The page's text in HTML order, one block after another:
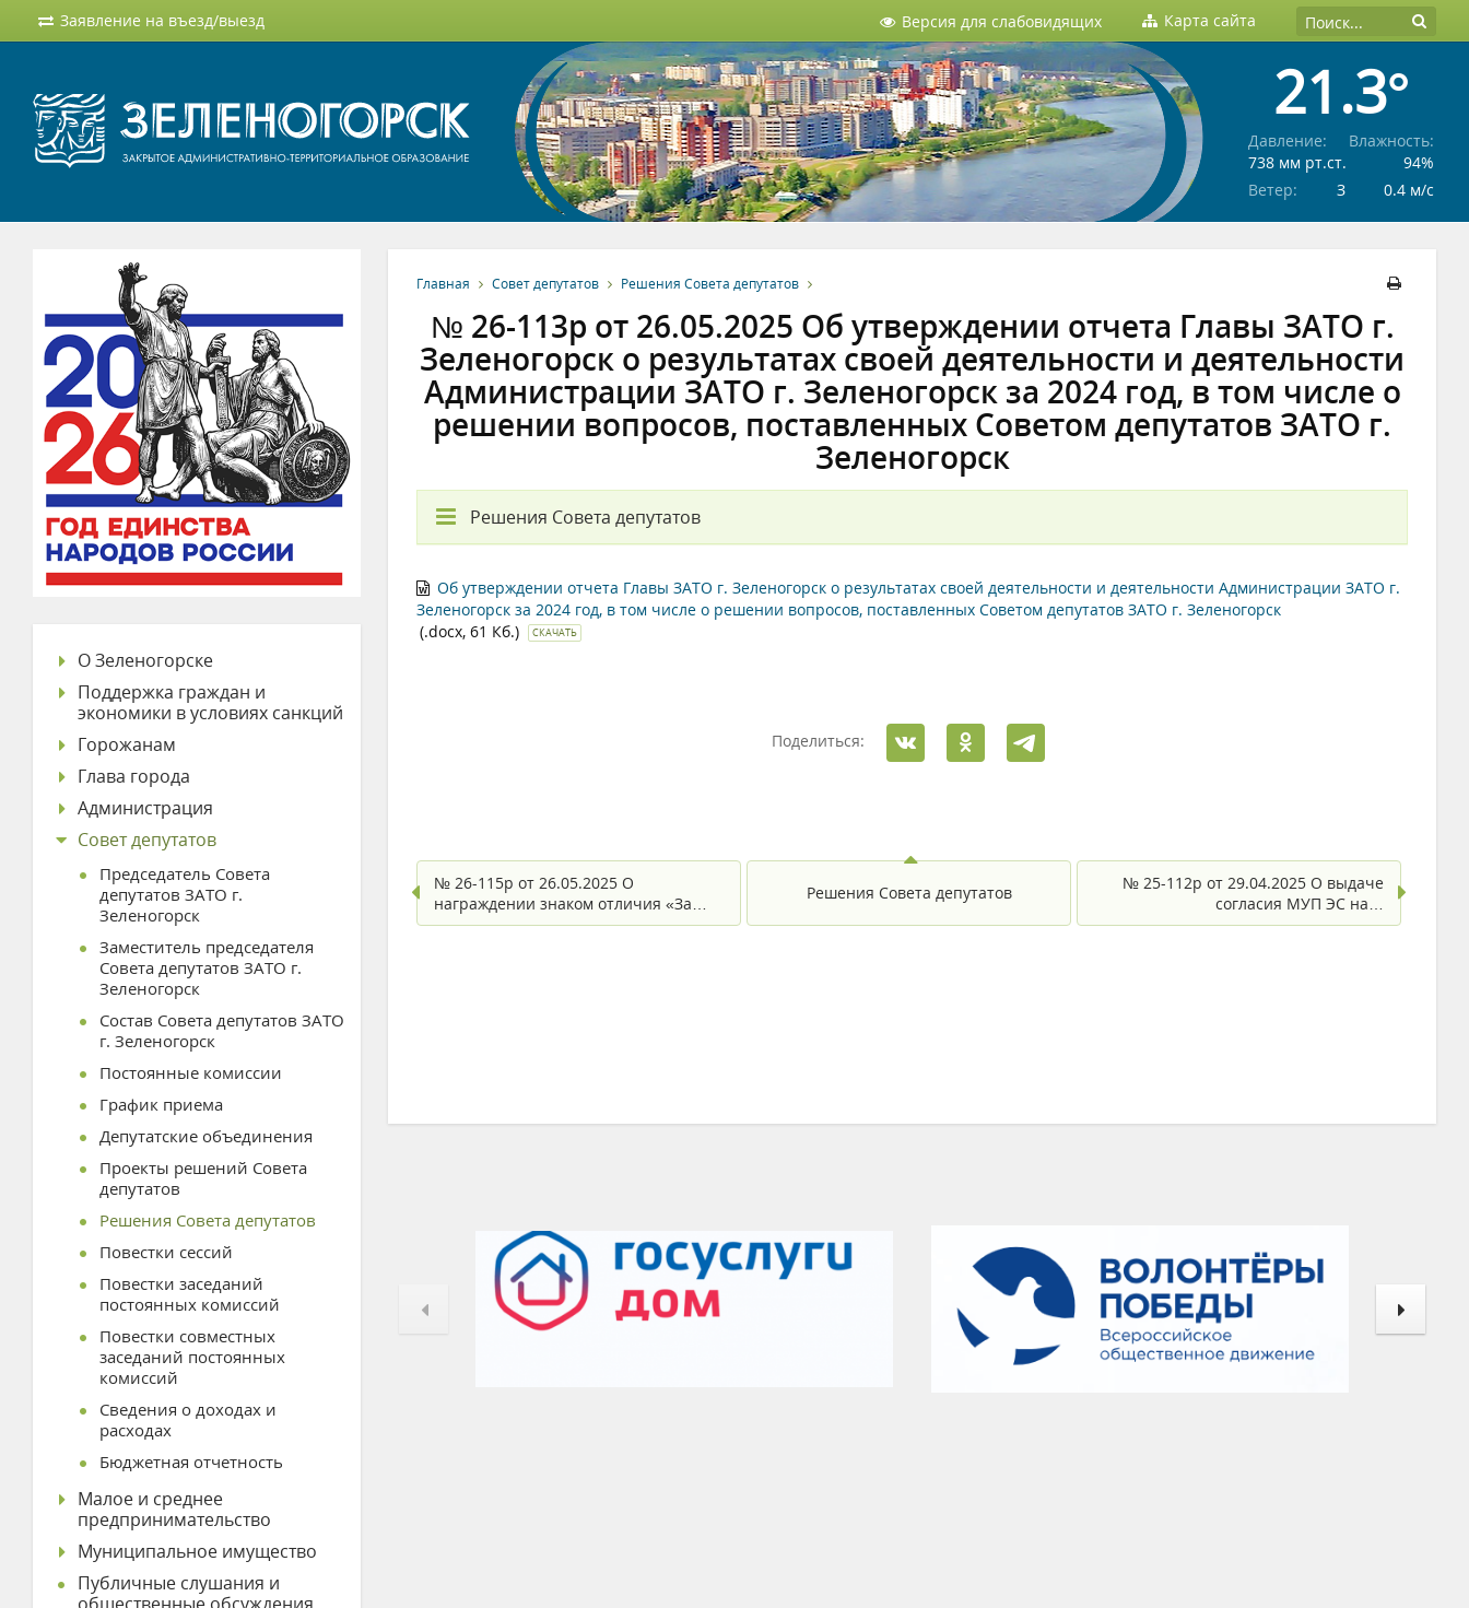
Заявление на въезд/выезд Версия для слабовидящих Карта сайта
21.3°
Давление:
738 мм рт.ст.
Влажность:
94%
Ветер:
З 0.4 м/c
Главная Совет депутатов Решения Совета депутатов
№ 26-113р от 26.05.2025 Об утверждении отчета Главы ЗАТО г.
Зеленогорск о результатах своей деятельности и деятельности
Администрации ЗАТО г. Зеленогорск за 2024 год, в том числе о
решении вопросов, поставленных Советом депутатов ЗАТО г.
Зеленогорск
Решения Совета депутатов
Об утверждении отчета Главы ЗАТО г. Зеленогорск о результатах своей деятельности и деятельности Администрации ЗАТО г.
Зеленогорск за 2024 год, в том числе о решении вопросов, поставленных Советом депутатов ЗАТО г. Зеленогорск
(.docx, 61 Кб.)
СКАЧАТЬ
Поделиться:
№ 26-115р от 26.05.2025 О
награждении знаком отличия «За…
Решения Совета депутатов
№ 25-112р от 29.04.2025 О выдаче
согласия МУП ЭС на…
О Зеленогорске
Поддержка граждан и
экономики в условиях санкций
Горожанам
Глава города
Администрация
Совет депутатов
Председатель Совета
депутатов ЗАТО г.
Зеленогорск
Заместитель председателя
Совета депутатов ЗАТО г.
Зеленогорск
Состав Совета депутатов ЗАТО
г. Зеленогорск
Постоянные комиссии
График приема
Депутатские объединения
Проекты решений Совета
депутатов
Решения Совета депутатов
Повестки сессий
Повестки заседаний
постоянных комиссий
Повестки совместных
заседаний постоянных
комиссий
Сведения о доходах и
расходах
Бюджетная отчетность
Малое и среднее
предпринимательство
Муниципальное имущество
Публичные слушания и